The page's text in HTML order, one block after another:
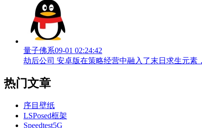
量子佛系09-01 02:24:42
劫后公司 安卓版在策略经营中融入了末日求生元素
热门文章
序目壁纸
LSPosed框架
Speedtest5G